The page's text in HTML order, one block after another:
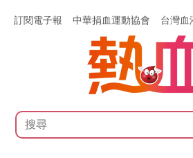
訂閱電子報 中華捐血運動協會 台灣血